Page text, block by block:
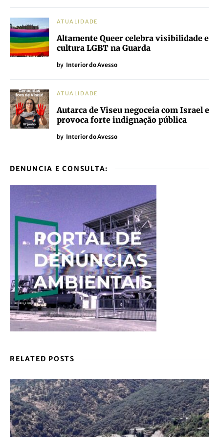
ATUALIDADE
Altamente Queer celebra visibilidade e
cultura LGBT na Guarda
by Interior do Avesso
ATUALIDADE
Autarca de Viseu negoceia com Israel e
provoca forte indignação pública
by Interior do Avesso
DENUNCIA E CONSULTA:
RELATED POSTS